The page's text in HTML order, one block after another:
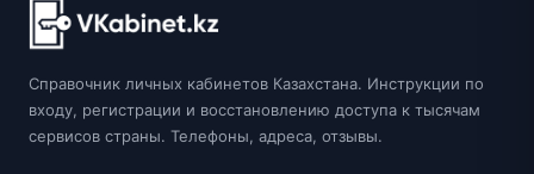
Справочник личных кабинетов Казахстана. Инструкции по
входу, регистрации и восстановлению доступа к тысячам
сервисов страны. Телефоны, адреса, отзывы.